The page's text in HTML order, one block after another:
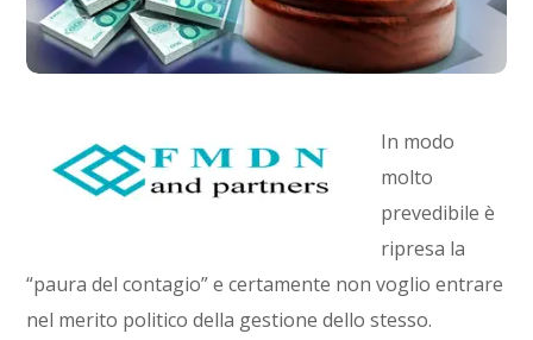
In modo
molto
prevedibile è
ripresa la
“paura del contagio” e certamente non voglio entrare
nel merito politico della gestione dello stesso.